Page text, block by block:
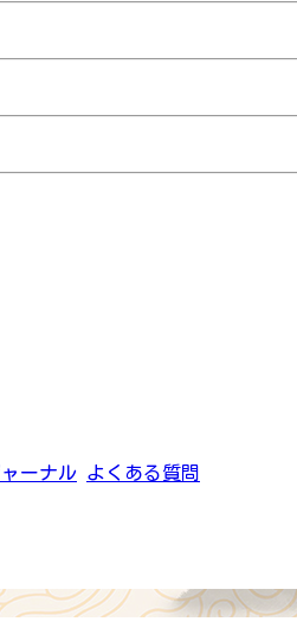
ーナル よくある質問